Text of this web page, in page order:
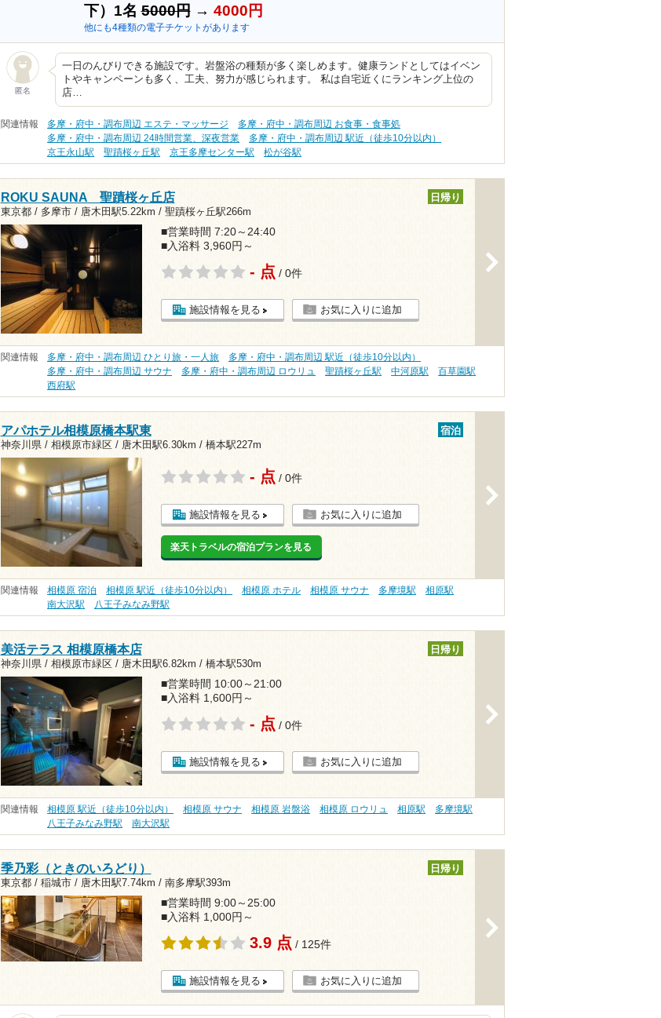
下）1名5000円→ 4000円
他にも4種類の電子チケットがあります
匿名
一日のんびりできる施設です。岩盤浴の種類が多く楽しめます。健康ランドとしてはイベン
トやキャンペーンも多く、工夫、努力が感じられます。 私は自宅近くにランキング上位の
店…
関連情報 多摩・府中・調布周辺 エステ・マッサージ
多摩・府中・調布周辺 お食事・食事処
多摩・府中・調布周辺 24時間営業、深夜営業
多摩・府中・調布周辺 駅近（徒歩10分以内）
京王永山駅
聖蹟桜ヶ丘駅 京王多摩センター駅 松が谷駅
ROKU SAUNA 聖蹟桜ヶ丘店
東京都 / 多摩市 / 唐木田駅5.22km / 聖蹟桜ヶ丘駅266m
日帰り
■営業時間 7:20～24:40
■入浴料 3,960円～
- 点 / 0件
施設情報を見る お気に入りに追加
関連情報 多摩・府中・調布周辺 ひとり旅・一人旅
多摩・府中・調布周辺 駅近（徒歩10分以内）
多摩・府中・調布周辺 サウナ
多摩・府中・調布周辺 ロウリュ 聖蹟桜ヶ丘駅 中河原駅
百草園駅
西府駅
アパホテル相模原橋本駅東
神奈川県 / 相模原市緑区 / 唐木田駅6.30km / 橋本駅227m
宿泊
- 点 / 0件
施設情報を見る お気に入りに追加
楽天トラベルの宿泊プランを見る
関連情報 相模原 宿泊 相模原 駅近（徒歩10分以内） 相模原 ホテル 相模原 サウナ 多摩境駅
相原駅
南大沢駅
八王子みなみ野駅
美活テラス 相模原橋本店
神奈川県 / 相模原市緑区 / 唐木田駅6.82km / 橋本駅530m
日帰り
■営業時間 10:00～21:00
■入浴料 1,600円～
- 点 / 0件
施設情報を見る お気に入りに追加
関連情報 相模原 駅近（徒歩10分以内） 相模原 サウナ 相模原 岩盤浴 相模原 ロウリュ 相原駅
多摩境駅
八王子みなみ野駅
南大沢駅
季乃彩（ときのいろどり）
東京都 / 稲城市 / 唐木田駅7.74km / 南多摩駅393m
日帰り
■営業時間 9:00～25:00
■入浴料 1,000円～
3.9 点 / 125件
施設情報を見る お気に入りに追加